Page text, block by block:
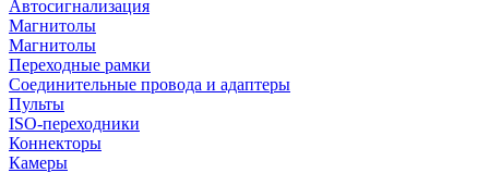
Автосигнализация
Магнитолы
Магнитолы
Переходные рамки
Соединительные провода и адаптеры
Пульты
ISO-переходники
Коннекторы
Камеры